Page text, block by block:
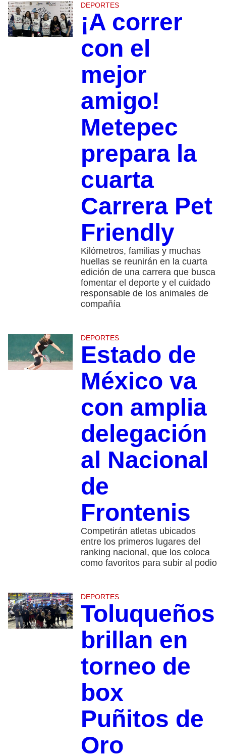
DEPORTES
¡A correr
con el
mejor
amigo!
Metepec
prepara la
cuarta
Carrera Pet
Friendly
Kilómetros, familias y muchas
huellas se reunirán en la cuarta
edición de una carrera que busca
fomentar el deporte y el cuidado
responsable de los animales de
compañía
DEPORTES
Estado de
México va
con amplia
delegación
al Nacional
de
Frontenis
Competirán atletas ubicados
entre los primeros lugares del
ranking nacional, que los coloca
como favoritos para subir al podio
DEPORTES
Toluqueños
brillan en
torneo de
box
Puñitos de
Oro